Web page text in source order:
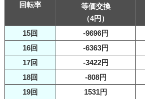
回転率
等価交換
（4円）
15回
-9696円
16回
-6363円
17回
-3422円
18回
-808円
19回
1531円